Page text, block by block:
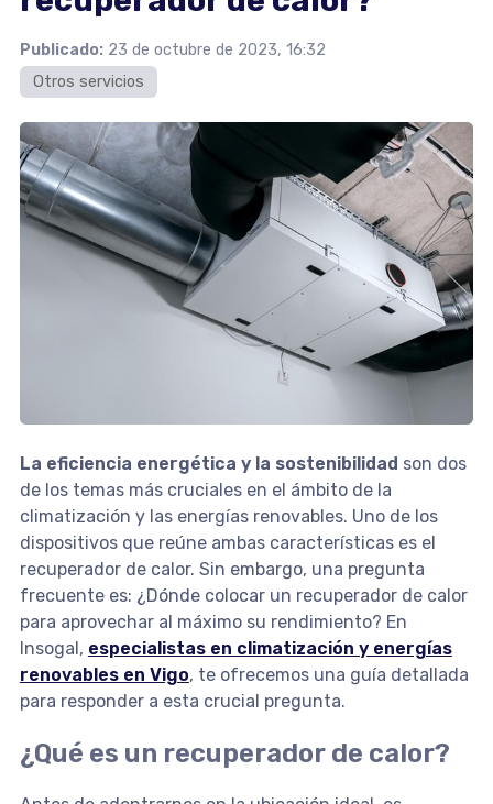
Publicado: 23 de octubre de 2023, 16:32
Otros servicios
La eficiencia energética y la sostenibilidad son dos
de los temas más cruciales en el ámbito de la
climatización y las energías renovables. Uno de los
dispositivos que reúne ambas características es el
recuperador de calor. Sin embargo, una pregunta
frecuente es: ¿Dónde colocar un recuperador de calor
para aprovechar al máximo su rendimiento? En
Insogal, especialistas en climatización y energías
renovables en Vigo, te ofrecemos una guía detallada
para responder a esta crucial pregunta.
¿Qué es un recuperador de calor?